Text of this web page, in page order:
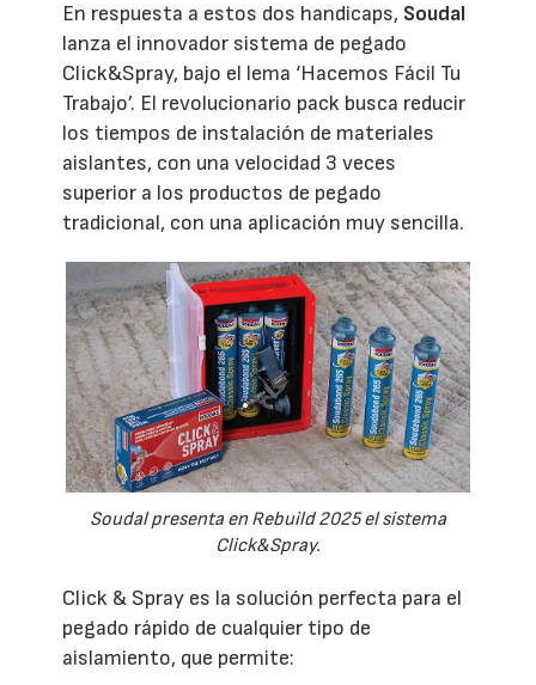
En respuesta a estos dos handicaps, Soudal
lanza el innovador sistema de pegado
Click&Spray, bajo el lema ‘Hacemos Fácil Tu
Trabajo’. El revolucionario pack busca reducir
los tiempos de instalación de materiales
aislantes, con una velocidad 3 veces
superior a los productos de pegado
tradicional, con una aplicación muy sencilla.
Soudal presenta en Rebuild 2025 el sistema
Click&Spray.
Click & Spray es la solución perfecta para el
pegado rápido de cualquier tipo de
aislamiento, que permite: